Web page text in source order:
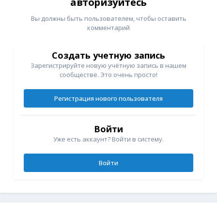
Вы должны быть пользователем, чтобы оставить
комментарий
Создать учетную запись
Зарегистрируйте новую учётную запись в нашем
сообществе. Это очень просто!
Регистрация нового пользователя
Войти
Уже есть аккаунт? Войти в систему.
Войти